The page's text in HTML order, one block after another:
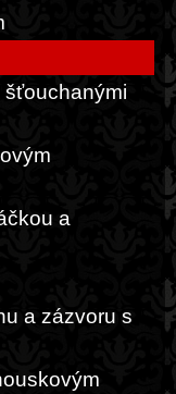
a
a zázvoru s